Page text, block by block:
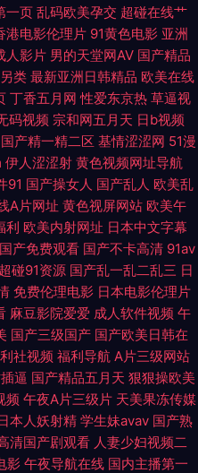
青草ab 在线搞鸡巴国产 超碰pt 韩国
色熟女 成人小视频APP 九一黄站福
伊人9 久久国产黄色精品 日韩激情
美在线性生活 91N在线视频 成人看
思7 AV性爱网站 韩国操逼片 青娱乐
友综合网 天天干视频有哪些 91喷
日韩视频网站导航 51麻豆传媒 超碰
免费在线 第一福利av 狼人伊人亚洲
图 老司机福利天堂 四虎激情影院 99
亚洲性爱巨场 www日韩三级 黑丝
天 av瑟瑟影院 九一色色 瑟瑟瑟e在
一页 乱码欧美孕交 超碰在线艹
港电影伦理片 91黄色电影 亚洲
人影片 男的天堂网AV 国产精品
类 最新亚洲日韩精品 欧美在线
丁香五月网 性爱东京热 草逼视
码视频 宗和网五月天 日b视频
国产精一精二区 基情涩涩网 51漫
伊人涩涩射 黄色视频网址导航
91 国产操女人 国产乱人 欧美乱
A片网址 黄色视屏网站 欧美午
利 欧美内射网址 日本中文字幕
产免费观看 国产不卡高清 91av
超碰91资源 国产乱一乱二乱三 日
免费伦理电影 日本电影伦理片
麻豆影院爱爱 成人软件视频 午
国产三级国产 国产欧美日韩在
社视频 福利导航 A片三级网站
逼 国产精品五月天 狠狠操欧美
频 午夜A片三级片 天美果冻传媒
本人妖射精 学生妹avav 国产熟
清国产剧观看 人妻少妇视频二
影 午夜导航在线 国内主播第一